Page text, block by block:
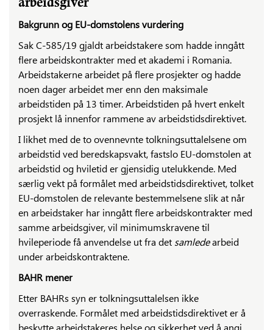
arbeidsgiver
Bakgrunn og EU-domstolens vurdering
Sak C-585/19 gjaldt arbeidstakere som hadde inngått
flere arbeidskontrakter med et akademi i Romania.
Arbeidstakerne arbeidet på flere prosjekter og hadde
noen dager arbeidet mer enn den maksimale
arbeidstiden på 13 timer. Arbeidstiden på hvert enkelt
prosjekt lå innenfor rammene av arbeidstidsdirektivet.
I likhet med de to ovennevnte tolkningsuttalelsene om
arbeidstid ved beredskapsvakt, fastslo EU-domstolen at
arbeidstid og hviletid er gjensidig utelukkende. Med
særlig vekt på formålet med arbeidstidsdirektivet, tolket
EU-domstolen de relevante bestemmelsene slik at når
en arbeidstaker har inngått flere arbeidskontrakter med
samme arbeidsgiver, vil minimumskravene til
hvileperiode få anvendelse ut fra det samledearbeid
under arbeidskontraktene.
BAHR mener
Etter BAHRs syn er tolkningsuttalelsen ikke
overraskende. Formålet med arbeidstidsdirektivet er å
beskytte arbeidstakeres helse og sikkerhet ved å angi